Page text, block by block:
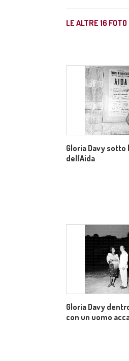
LE ALTRE16
Gloria Davy sotto
dell'Aida
Gloria Davy
con un uomo